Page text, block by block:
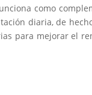
como
diaria, de
para mejorar el